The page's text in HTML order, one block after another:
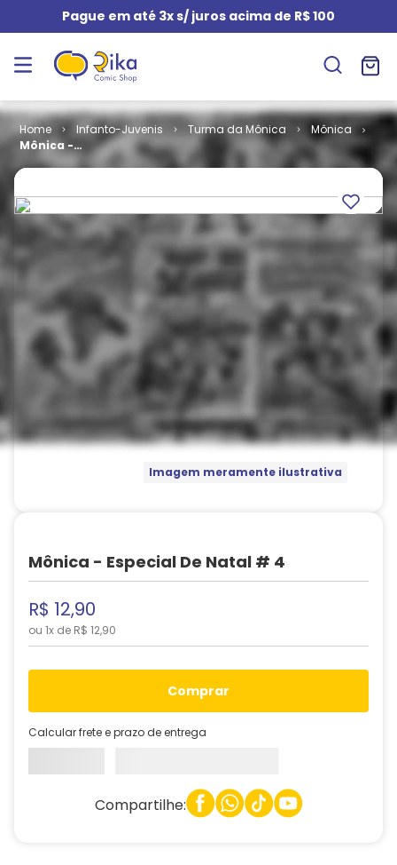
Pague em até 3x s/ juros acima de R$ 100
Infanto-Juvenis Turma da Mônica
Mônica
Mônica -
Especial de
Imagem meramente ilustrativa
Mônica - Especial De Natal # 4
R$ 12,90
ou 1x de R$ 12,90
comprar
Calcular frete e prazo de entrega
Compartilhe: